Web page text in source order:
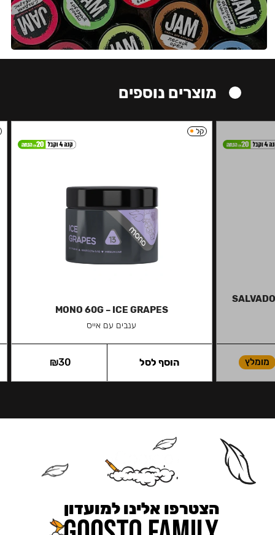
מוצרים נוספים
מומלץ
קל
MONO 60G – ICE GRAPES
ענבים עם אייס
₪30 הוסף לסל
הצטרפו אלינו למועדון